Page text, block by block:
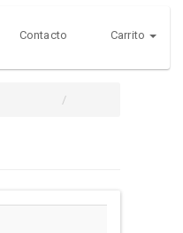
Contacto Carrito